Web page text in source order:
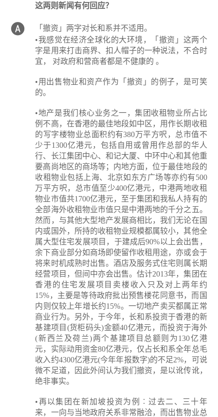
这两则新闻有何回应？
「撤资」两字对长和系并不适用。
•我感觉在经济全球化的大环境，「撤资」这两个
字是用来打击商界、扣人帽子的一种说法，不合时
宜， 对政府和营商者都是不健康的 。
•用出售物业和资产作为「撤资」的例子，是可笑
的。
•地产是我们核心业务之一，集团收租物业所占比
例不高，在香港的最佳地段如中区，用作长期收租
的写字楼物业总面积约有380万平方呎，总市值不
少于1300亿港元，包括自用或曾用作总部的华人
行、长江集团中心、和记大厦、中环中心和其他重
要高尚地区的商场等；内地方面，位于最佳地段的
收租物业包括上海、北京如东方广场等亦约有500
万平方呎，总市值至少400亿港元，中港两地收租
物业市值共1700亿港元，至于集团和我私人持有的
全部海外收租物业市值只是中港两地的千分之五。
然而，与其他大型地产发展商相比，我们无论在国
内或国外，所持的收租物业规模都属较小，其他全
属大型住宅发展项目，于建成后90%以上会出售，
余下商业部分如商场即使留作收租用途，亦或会于
将来时机成熟时出售。酒店及服务式住宅则属长期
经营项目，但间中亦会出售。估计2013年，集团在
香港的住宅发展项目卖楼收入只及对上两年约
15%，主要是等待政府批出预售楼花同意书，而国
内则仅较上年增长约15%。一切地产卖买都属正常
商业行为。另外，于今年，长和系投资于香港的新
基建项目(货柜码头)金额40亿港元，而投资于海外
(新西兰及荷兰)两个基建项目总额则为130亿港
元，实际动用资金80亿港元，仅占长和系全年总毛
收入约4300亿港元(今年年报数字)的不足2%，可说
微不足道，因此外间认为我们撤资，是以讹传讹，
绝非事实。
•再以集团在新加坡投资为例︰过去二、三十年
来，一向与当地政府关系非常融洽，而出售物业总